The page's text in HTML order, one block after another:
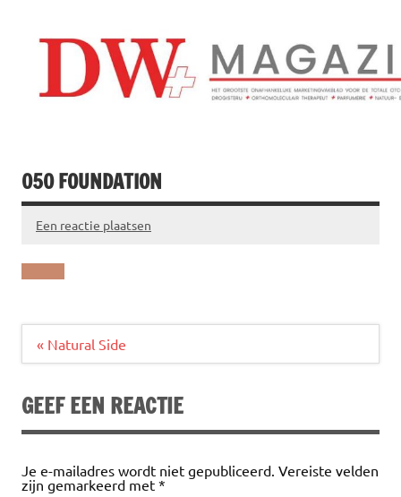
inhoud
050 FOUNDATION
Een reactie plaatsen
Bericht
« Natural Side
GEEF EEN REACTIE
Je e-mailadres wordt niet gepubliceerd. Vereiste velden
zijn gemarkeerd met *